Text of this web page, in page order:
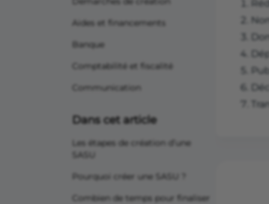
Aides et financements
Banque
Comptabilité et fiscalité
Communication
Dans cet article
Les étapes de création d’une
SASU
Pourquoi créer une SASU ?
Combien de temps pour finaliser